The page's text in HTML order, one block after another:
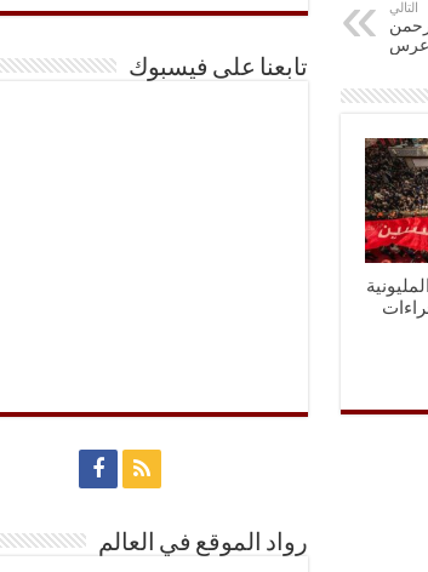
التالي
عرس
تابعنا على فيسبوك
رواد الموقع في العالم